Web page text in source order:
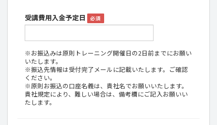
受講費用入金予定日 必須
※お振込みは原則トレーニング開催日の2日前までにお願い
いたします。
※振込先情報は受付完了メールに記載いたします。ご確認
ください。
※原則お振込の口座名義は、貴社名でお願いいたします。
貴社規定により、難しい場合は、備考欄にご記入お願いい
たします。